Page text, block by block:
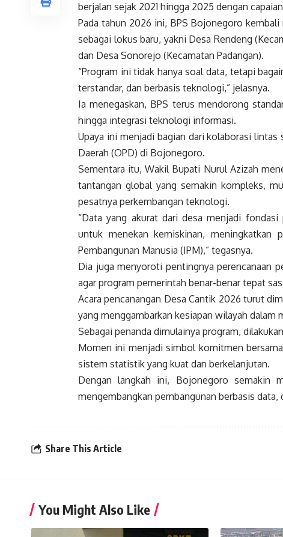
berjalan sejak 2021 hingga 2025 dengan
Pada tahun 2026 ini, BPS Bojonegoro
sebagai lokus baru, yakni Desa Rendeng
dan Desa Sonorejo (Kecamatan Padangan).
“Program ini tidak hanya soal data, tetapi
terstandar, dan berbasis teknologi,” jelasnya.
Ia menegaskan, BPS terus mendorong
hingga integrasi teknologi informasi.
Upaya ini menjadi bagian dari kolaborasi
Daerah (OPD) di Bojonegoro.
Sementara itu, Wakil Bupati Nurul Azizah
tantangan global yang semakin kompleks,
pesatnya perkembangan teknologi.
“Data yang akurat dari desa menjadi
untuk menekan kemiskinan, meningkatkan
Pembangunan Manusia (IPM),” tegasnya.
Dia juga menyoroti pentingnya perencanaan
agar program pemerintah benar-benar tepat
Acara pencanangan Desa Cantik 2026 turut
yang menggambarkan kesiapan wilayah
Sebagai penanda dimulainya program,
Momen ini menjadi simbol komitmen
sistem statistik yang kuat dan berkelanjutan.
Dengan langkah ini, Bojonegoro semakin
mengembangkan pembangunan berbasis data,
Share This Article
You Might Also Like